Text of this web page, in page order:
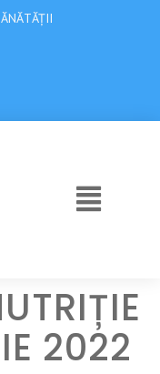
2022